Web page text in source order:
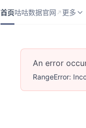
首页咕咕数据官网 更多
An error
RangeError: